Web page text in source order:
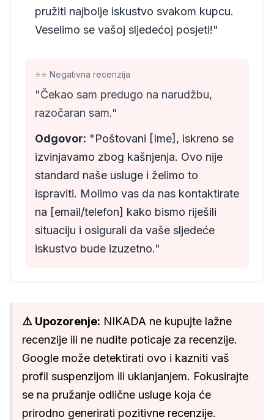
pružiti najbolje iskustvo svakom kupcu.
Veselimo se vašoj sljedećoj posjeti!"
⭐⭐ Negativna recenzija
"Čekao sam predugo na narudžbu,
razočaran sam."
Odgovor: "Poštovani [Ime], iskreno se
izvinjavamo zbog kašnjenja. Ovo nije
standard naše usluge i želimo to
ispraviti. Molimo vas da nas kontaktirate
na [email/telefon] kako bismo riješili
situaciju i osigurali da vaše sljedeće
iskustvo bude izuzetno."
⚠️ Upozorenje: NIKADA ne kupujte lažne
recenzije ili ne nudite poticaje za recenzije.
Google može detektirati ovo i kazniti vaš
profil suspenzijom ili uklanjanjem. Fokusirajte
se na pružanje odlične usluge koja će
prirodno generirati pozitivne recenzije.